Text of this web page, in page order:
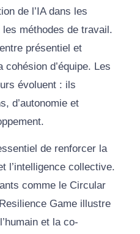
de l’IA dans les
méthodes de travail.
présentiel et
d’équipe. Les
évoluent : ils
d’autonomie et
de renforcer la
l’intelligence collective.
comme le Circular
Game illustre
et la co-